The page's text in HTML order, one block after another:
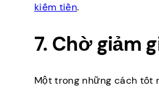
kiếm tiền.
7. Chờ giảm
Một trong những cách tốt